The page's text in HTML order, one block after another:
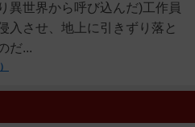
異世界から呼び込んだ)工作員
入させ、地上に引きずり落と
だ...